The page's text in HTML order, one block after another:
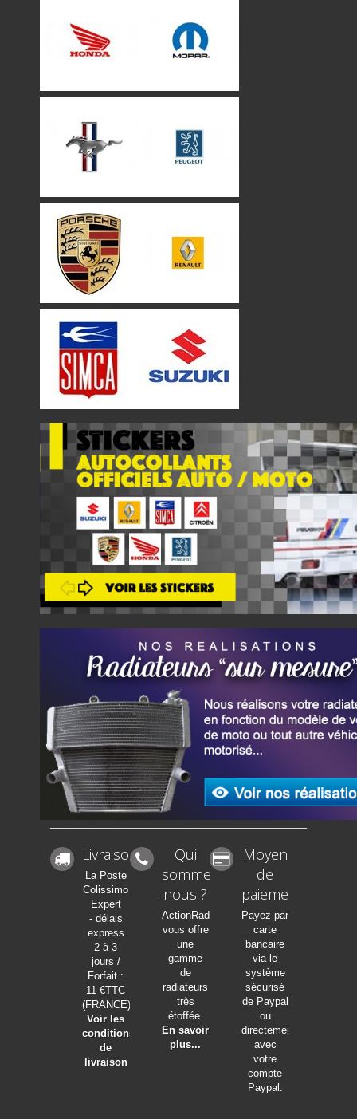
Livraison
La Poste
Colissimo
Expert
- délais
express
2 à 3
jours /
Forfait :
11 €TTC
(FRANCE)
Voir les
conditions
de
livraison
Qui
sommes-
nous ?
ActionRadia
vous offre
une
gamme
de
radiateurs
très
étoffée.
En savoir
plus...
Moyen
de
paiement
Payez par
carte
bancaire
via le
système
sécurisé
de Paypal
ou
directement
avec
votre
compte
Paypal.